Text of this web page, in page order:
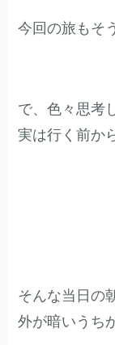
今回の旅もそ
で、色々思考
実は行く前か
そんな当日の
外が暗いうち